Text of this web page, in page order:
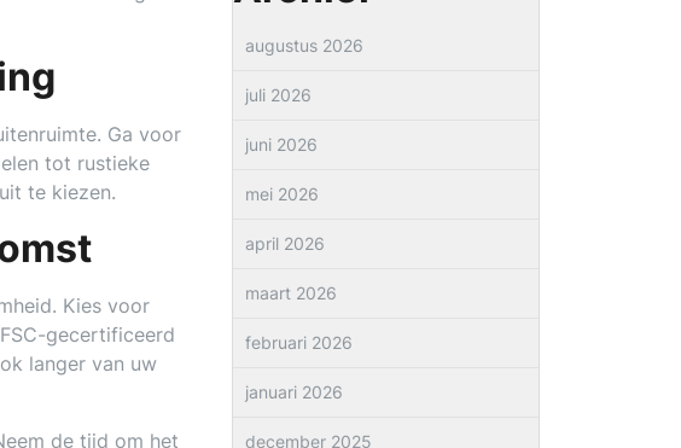
Ga voor
tot rustieke
te kiezen.
Kies voor
gecertificeerd
langer van uw
de tijd om het
augustus 2026
juli 2026
juni 2026
mei 2026
april 2026
maart 2026
februari 2026
januari 2026
december 2025